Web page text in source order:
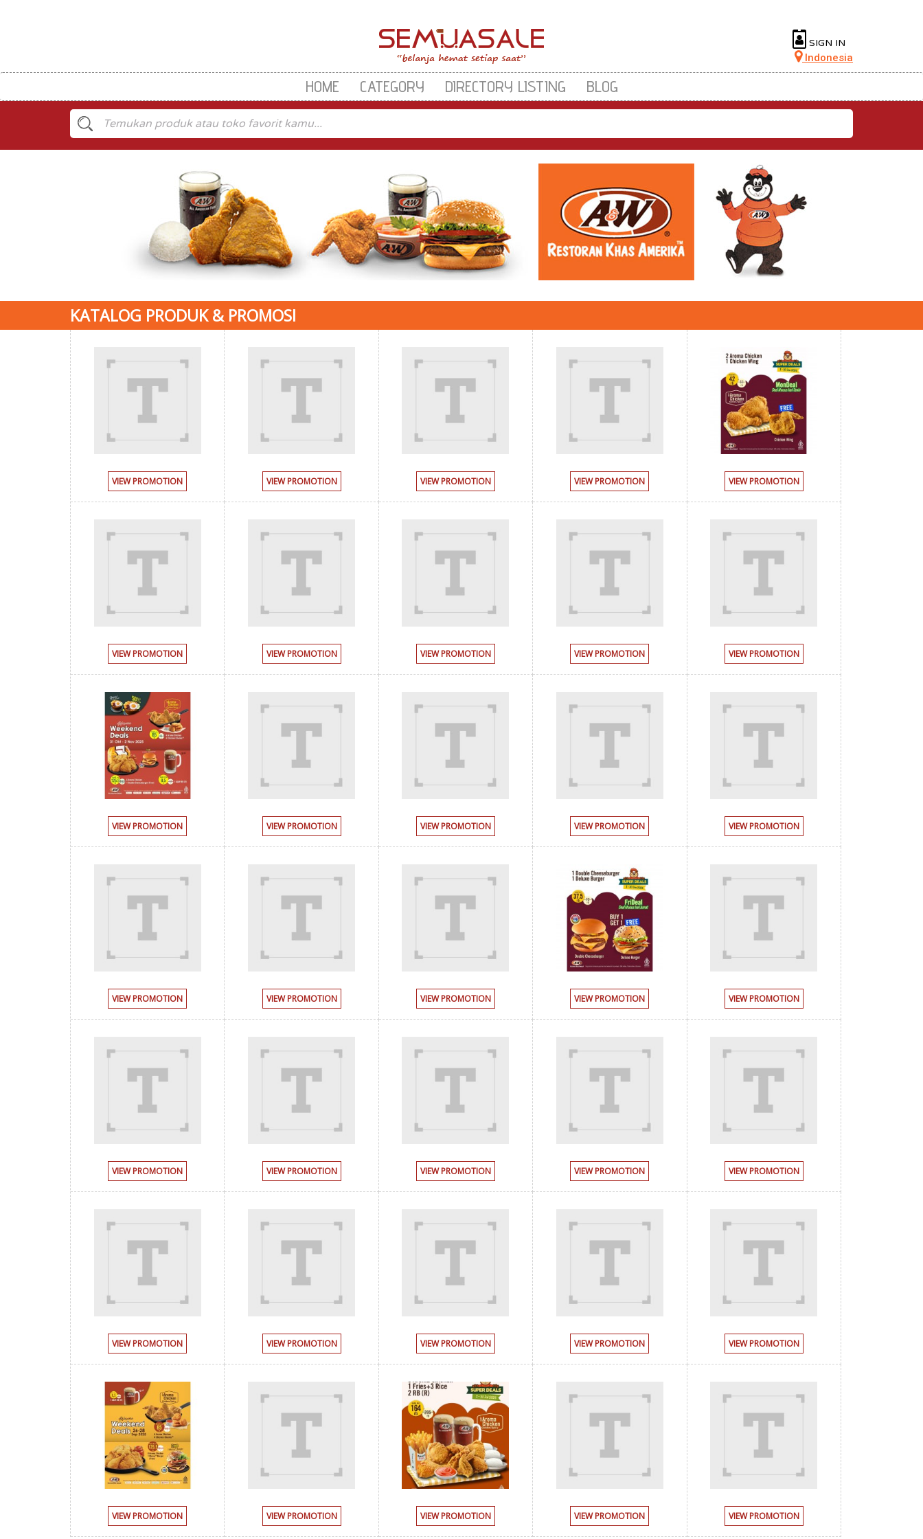
SIGN IN
Indonesia
HOME CATEGORY DIRECTORY LISTING BLOG
KATALOG PRODUK & PROMOSI
VIEW PROMOTION VIEW PROMOTION VIEW PROMOTION VIEW PROMOTION VIEW PROMOTION
VIEW PROMOTION VIEW PROMOTION VIEW PROMOTION VIEW PROMOTION VIEW PROMOTION
VIEW PROMOTION VIEW PROMOTION VIEW PROMOTION VIEW PROMOTION VIEW PROMOTION
VIEW PROMOTION VIEW PROMOTION VIEW PROMOTION VIEW PROMOTION VIEW PROMOTION
VIEW PROMOTION VIEW PROMOTION VIEW PROMOTION VIEW PROMOTION VIEW PROMOTION
VIEW PROMOTION VIEW PROMOTION VIEW PROMOTION VIEW PROMOTION VIEW PROMOTION
VIEW PROMOTION VIEW PROMOTION VIEW PROMOTION VIEW PROMOTION VIEW PROMOTION